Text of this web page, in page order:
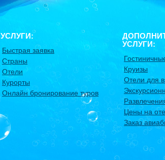
УСЛУГИ:
Быстрая заявка
Страны
Отели
Курорты
Онлайн бронирование туров
УСЛУГИ:
Круизы
Отели для
Цены на
Заказ